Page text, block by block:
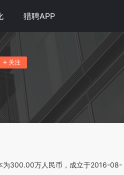
猎聘APP
关注
为300.00万人民币，成立于2016-08-